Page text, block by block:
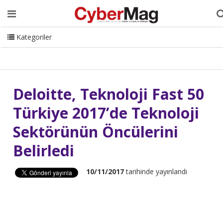
Ana Sayfa Hakkımızda Dergi Editörden
Danışmanlık
ISC Turkey Sizden Gelenler
İletişim
CyberMag Logo
Kategoriler
Deloitte, Teknoloji Fast 50
Türkiye 2017’de Teknoloji
Sektörünün Öncülerini
Belirledi
10/11/2017tarihinde yayınlandı